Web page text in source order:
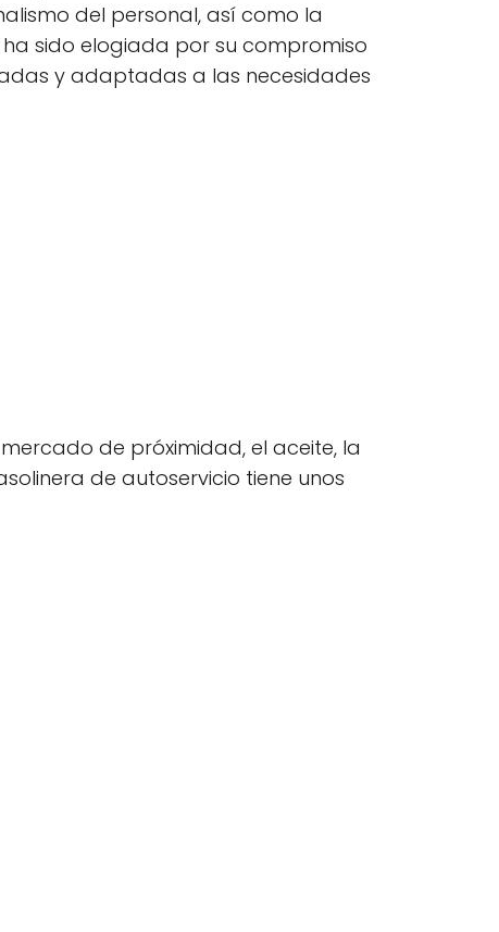
del personal, así como la
sido elogiada por su compromiso
y adaptadas a las necesidades
de próximidad, el aceite, la
de autoservicio tiene unos